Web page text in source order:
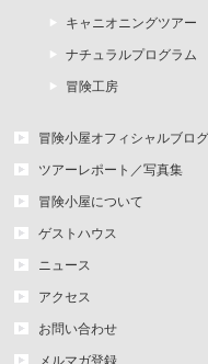
キャニオニングツアー
ナチュラルプログラム
冒険工房
冒険小屋オフィシャルブログ
ツアーレポート／写真集
冒険小屋について
ゲストハウス
ニュース
アクセス
お問い合わせ
メルマガ登録